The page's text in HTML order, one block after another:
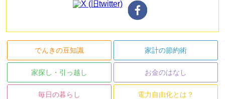
でんきの豆知識 家計の節約術
家探し・引っ越し お金のはなし
毎日の暮らし 電力自由化とは？